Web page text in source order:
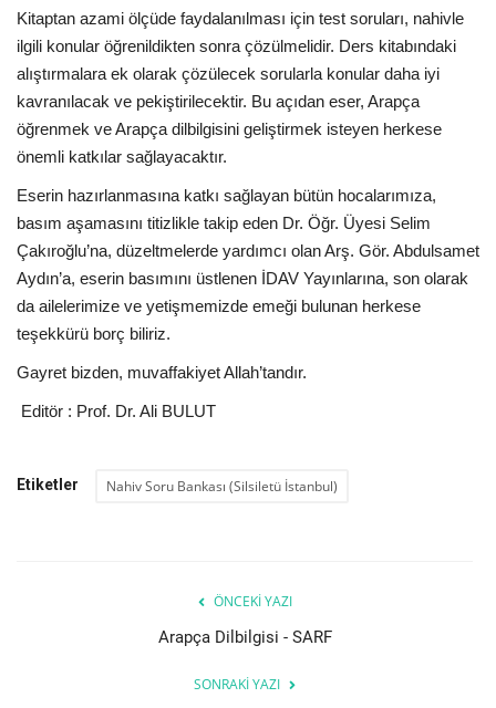
Kitaptan azami ölçüde faydalanılması için test soruları, nahivle
ilgili konular öğrenildikten sonra çözülmelidir. Ders kitabındaki
alıştırmalara ek olarak çözülecek sorularla konular daha iyi
kavranılacak ve pekiştirilecektir. Bu açıdan eser, Arapça
öğrenmek ve Arapça dilbilgisini geliştirmek isteyen herkese
önemli katkılar sağlayacaktır.
Eserin hazırlanmasına katkı sağlayan bütün hocalarımıza,
basım aşamasını titizlikle takip eden Dr. Öğr. Üyesi Selim
Çakıroğlu’na, düzeltmelerde yardımcı olan Arş. Gör. Abdulsamet
Aydın’a, eserin basımını üstlenen İDAV Yayınlarına, son olarak
da ailelerimize ve yetişmemizde emeği bulunan herkese
teşekkürü borç biliriz.
Gayret bizden, muvaffakiyet Allah’tandır.
Editör : Prof. Dr. Ali BULUT
Etiketler Nahiv Soru Bankası (Silsiletü İstanbul)
ÖNCEKI YAZI
Arapça Dilbilgisi - SARF
SONRAKI YAZI